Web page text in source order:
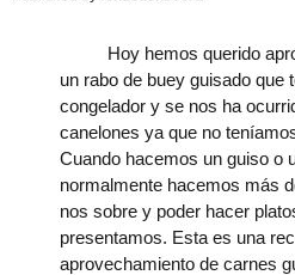
Hoy hemos querido
un rabo de buey guisado que
congelador y se nos ha
canelones ya que no
Cuando hacemos un guiso o
normalmente hacemos más
nos sobre y poder hacer
presentamos. Esta es una
aprovechamiento de carnes